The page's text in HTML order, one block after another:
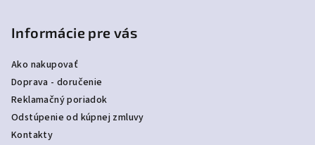
Informácie pre vás
Ako nakupovať
Doprava - doručenie
Reklamačný poriadok
Odstúpenie od kúpnej zmluvy
Kontakty